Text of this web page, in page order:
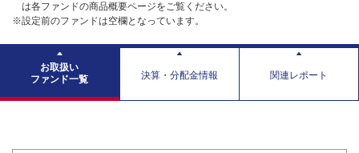
は各ファンドの商品概要ページをご覧ください。
※設定前のファンドは空欄となっています。
お取扱い
ファンド一覧
決算・分配金情報 関連レポート